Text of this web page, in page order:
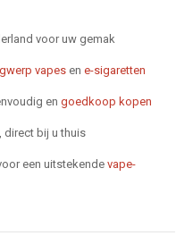
voor uw gemak
vapes en e-sigaretten
en goedkoop kopen
direct bij u thuis
een uitstekende vape-